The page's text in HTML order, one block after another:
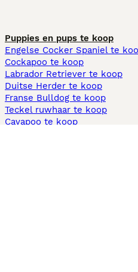
Puppies en pups te koop
Engelse Cocker Spaniel te
Cockapoo te koop
Labrador Retriever te koop
Duitse Herder te koop
Franse Bulldog te koop
Teckel ruwhaar te koop
Cavapoo te koop